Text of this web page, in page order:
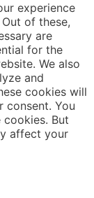
experience
of these,
are
for the
We also
and
cookies will
consent. You
But
affect your